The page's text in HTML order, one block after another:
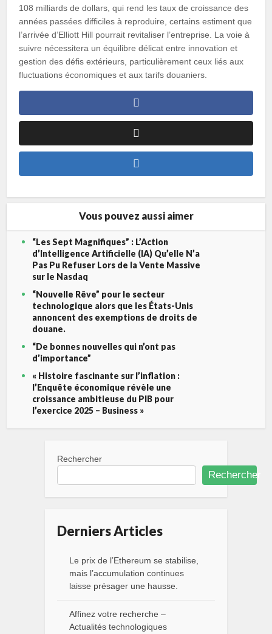
108 milliards de dollars, qui rend les taux de croissance des
années passées difficiles à reproduire, certains estiment que
l’arrivée d’Elliott Hill pourrait revitaliser l’entreprise. La voie à
suivre nécessitera un équilibre délicat entre innovation et
gestion des défis extérieurs, particulièrement ceux liés aux
fluctuations économiques et aux tarifs douaniers.
Vous pouvez aussi aimer
“Les Sept Magnifiques” : L’Action
d’Intelligence Artificielle (IA) Qu’elle N’a
Pas Pu Refuser Lors de la Vente Massive
sur le Nasdaq
“Nouvelle Rêve” pour le secteur
technologique alors que les États-Unis
annoncent des exemptions de droits de
douane.
“De bonnes nouvelles qui n’ont pas
d’importance”
« Histoire fascinante sur l’inflation :
l’Enquête économique révèle une
croissance ambitieuse du PIB pour
l’exercice 2025 – Business »
Rechercher
Rechercher
Derniers Articles
Le prix de l’Ethereum se stabilise,
mais l’accumulation continues
laisse présager une hausse.
Affinez votre recherche –
Actualités technologiques